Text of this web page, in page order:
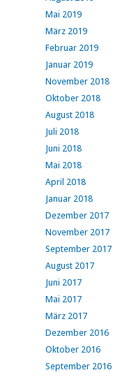
Mai 2019
März 2019
Februar 2019
Januar 2019
November 2018
Oktober 2018
August 2018
Juli 2018
Juni 2018
Mai 2018
April 2018
Januar 2018
Dezember 2017
November 2017
September 2017
August 2017
Juni 2017
Mai 2017
März 2017
Dezember 2016
Oktober 2016
September 2016